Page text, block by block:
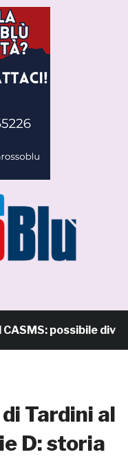
possibile divieto
Tardini al
D: storia